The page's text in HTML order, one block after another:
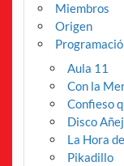
Miembros
Origen
Aula 11
Con la
Confieso
Disco
La Hora
Pikadillo